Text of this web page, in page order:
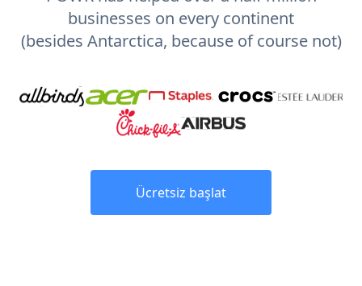
businesses on every continent
(besides Antarctica, because of course not)
Ücretsiz başlat